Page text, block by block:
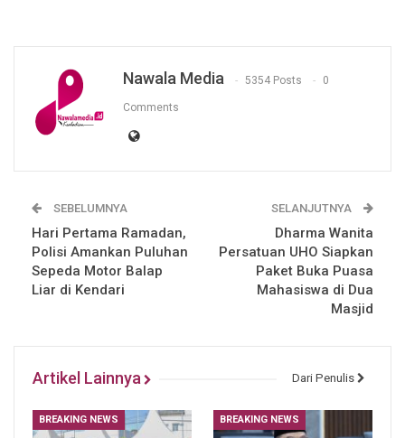
Nawala Media 5354 Posts 0
Comments
SEBELUMNYA
Hari Pertama Ramadan,
Polisi Amankan Puluhan
Sepeda Motor Balap
Liar di Kendari
SELANJUTNYA
Dharma Wanita
Persatuan UHO Siapkan
Paket Buka Puasa
Mahasiswa di Dua
Masjid
Artikel Lainnya Dari Penulis
BREAKING NEWS BREAKING NEWS